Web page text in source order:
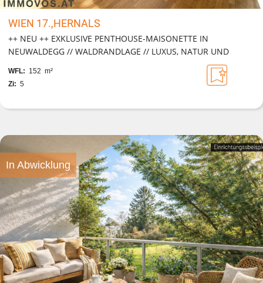
WIEN 17.,HERNALS
++ NEU ++ EXKLUSIVE PENTHOUSE-MAISONETTE IN
NEUWALDEGG // WALDRANDLAGE // LUXUS, NATUR UND
WFL: 152 m²
Zi: 5
In Abwicklung